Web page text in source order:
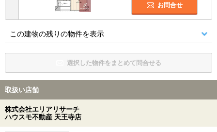
お問合せ
この建物の残りの物件を表示
選択した物件をまとめて問合せる
取扱い店舗
株式会社エリアリサーチ
ハウスモ不動産 天王寺店